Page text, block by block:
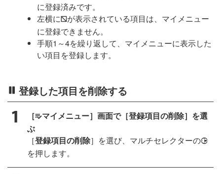
に登録済みです。
左横にVが表示されている項目は、マイメニュー
に登録できません。
手順1～4を繰り返して、マイメニューに表示した
い項目を登録します。
登録した項目を削除する
［Oマイメニュー］画面で［登録項目の削除］を選
ぶ
［登録項目の削除］を選び、マルチセレクターの2
を押します。